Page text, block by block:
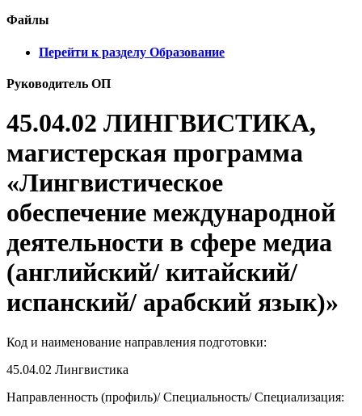
Файлы
Перейти к разделу Образование
Руководитель ОП
45.04.02 ЛИНГВИСТИКА,
магистерская программа
«Лингвистическое
обеспечение международной
деятельности в сфере медиа
(английский/ китайский/
испанский/ арабский язык)»
Код и наименование направления подготовки:
45.04.02 Лингвистика
Направленность (профиль)/ Специальность/ Специализация: